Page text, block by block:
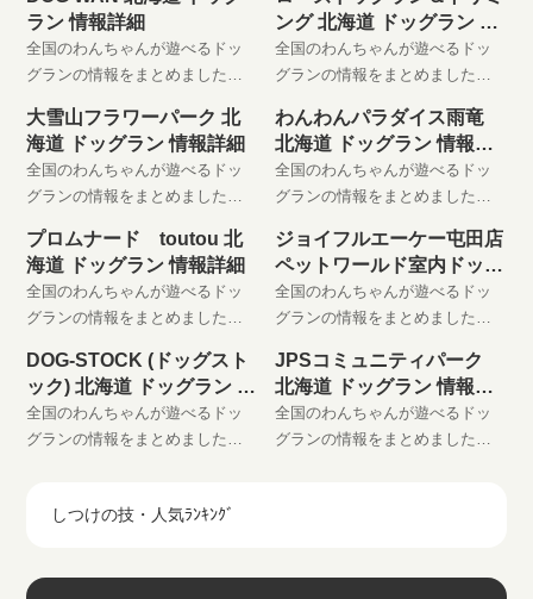
ごしください。 是非、お気に入
りに登録してください。
ごしください。 是非、お気に入
りに登録してください。
ラン 情報詳細
全国のわんちゃんが遊べるドッ
グランの情報をまとめました。
ごしください。 是非、お気に入
りに登録してください。
ング 北海道 ドッグラン 情
報詳細
全国のわんちゃんが遊べるドッ
グランの情報をまとめました。
ごしください。 是非、お気に入
りに登録してください。
大雪山フラワーパーク 北
海道 ドッグラン 情報詳細
全国のわんちゃんが遊べるドッ
グランの情報をまとめました。
ごしください。 是非、お気に入
りに登録してください。
わんわんパラダイス雨竜
北海道 ドッグラン 情報詳
細
全国のわんちゃんが遊べるドッ
グランの情報をまとめました。
ごしください。 是非、お気に入
りに登録してください。
プロムナード toutou 北
海道 ドッグラン 情報詳細
全国のわんちゃんが遊べるドッ
グランの情報をまとめました。
ごしください。 是非、お気に入
りに登録してください。
ジョイフルエーケー屯田店
ペットワールド室内ドッグ
ラン
全国のわんちゃんが遊べるドッ
グランの情報をまとめました。
ごしください。 是非、お気に入
りに登録してください。
DOG-STOCK (ドッグスト
ック) 北海道 ドッグラン 情
報詳細
全国のわんちゃんが遊べるドッ
グランの情報をまとめました。
りに登録してください。
JPSコミュニティパーク
北海道 ドッグラン 情報詳
細
全国のわんちゃんが遊べるドッ
グランの情報をまとめました。
しつけの技・人気ﾗﾝｷﾝｸﾞ